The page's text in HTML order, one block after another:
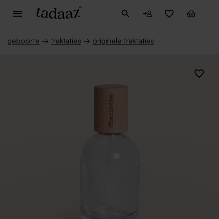
geboorte → traktaties → originele traktaties